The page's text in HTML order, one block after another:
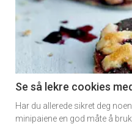
detail
-
section
11
Dagens
Se så lekre cookies
Har du allerede sikret deg
minipaiene en god måte å